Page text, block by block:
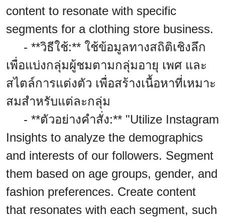
content to resonate with specific
segments for a clothing store business.
- **วิธีใช้:** ใช้ข้อมูลทางสถิติเชิงลึก
เพื่อแบ่งกลุ่มผู้ชมตามกลุ่มอายุ เพศ และ
สไตล์การแต่งตัว เพื่อสร้างเนื้อหาที่เหมาะ
สมสำหรับแต่ละกลุ่ม
- **ตัวอย่างคำสั่ง:** "Utilize Instagram
Insights to analyze the demographics
and interests of our followers. Segment
them based on age groups, gender, and
fashion preferences. Create content
that resonates with each segment, such